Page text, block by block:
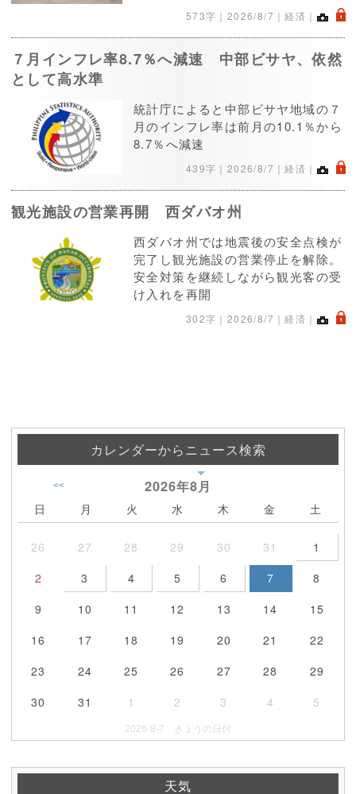
573字｜ 2026/8/7 ｜経済｜ .
７月インフレ率8.7％へ減速 中部ビサヤ、依然
として高水準
統計庁によると中部ビサヤ地域の７
月のインフレ率は前月の10.1％から
8.7％へ減速
439字｜ 2026/8/7 ｜経済｜ .
観光施設の営業再開 西ダバオ州
西ダバオ州では地震後の安全点検が
完了し観光施設の営業停止を解除。
安全対策を継続しながら観光客の受
け入れを再開
302字｜ 2026/8/7 ｜経済｜ .
カレンダーからニュース検索
2026年8月
<<
日 月 火 水 木 金 土
26 27 28 29 30 31
1
2
3 4 5 6 7
8
9
10 11 12 13 14
15
16
17 18 19 20 21
22
23
24 25 26 27 28
29
30
31 1 2 3 4 5
2026-8-7 きょうの日付
天気